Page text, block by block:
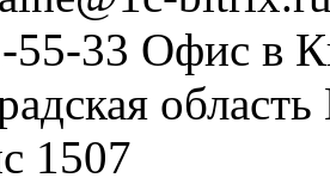
55-33 Офис в
область
1507